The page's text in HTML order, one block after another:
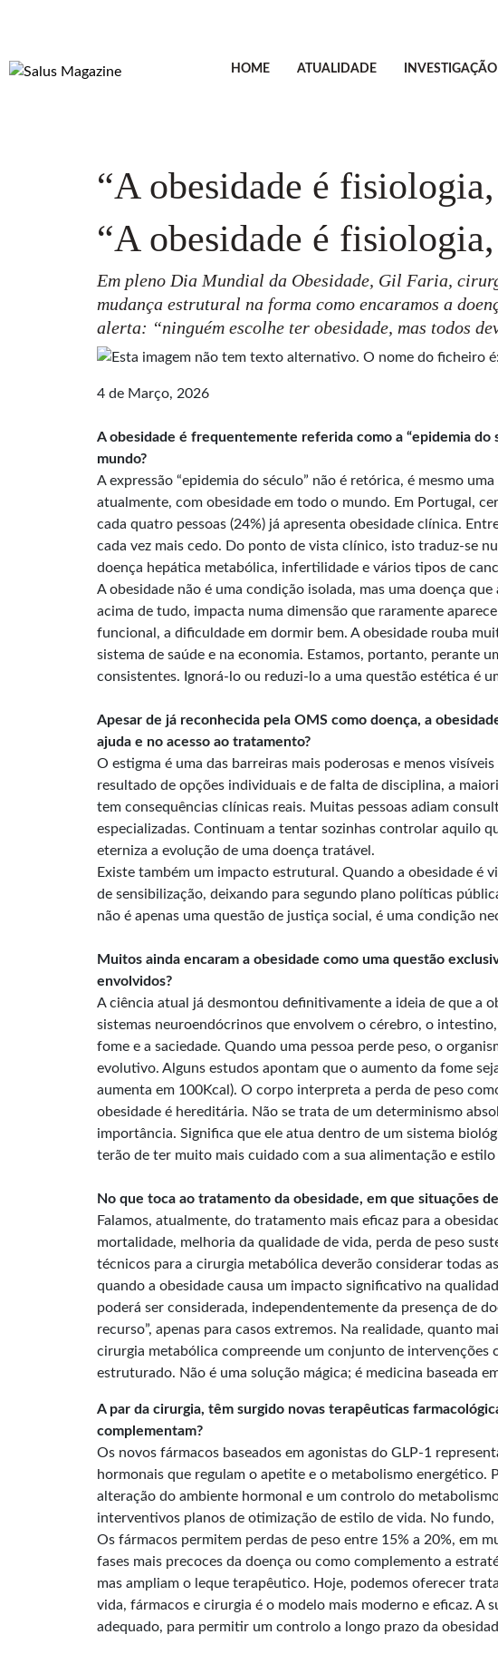
HOME ATUALIDADE INVESTIGAÇÃO
“A obesidade é
“A obesidade é
Em pleno Dia Mundial da Obesidade, Gil Faria,
mudança estrutural na forma como encaramos a
alerta: “ninguém escolhe ter obesidade, mas todos
4 de Março, 2026
A obesidade é frequentemente referida como a “epidemia
mundo?
A expressão “epidemia do século” não é retórica, é mesmo
atualmente, com obesidade em todo o mundo. Em Portugal,
cada quatro pessoas (24%) já apresenta obesidade clínica.
cada vez mais cedo. Do ponto de vista clínico, isto traduz-se
doença hepática metabólica, infertilidade e vários tipos de
A obesidade não é uma condição isolada, mas uma doença
acima de tudo, impacta numa dimensão que raramente
funcional, a dificuldade em dormir bem. A obesidade rouba
sistema de saúde e na economia. Estamos, portanto, perante
consistentes. Ignorá-lo ou reduzi-lo a uma questão estética é
Apesar de já reconhecida pela OMS como doença, a
ajuda e no acesso ao tratamento?
O estigma é uma das barreiras mais poderosas e menos
resultado de opções individuais e de falta de disciplina, a
tem consequências clínicas reais. Muitas pessoas adiam
especializadas. Continuam a tentar sozinhas controlar aquilo
eterniza a evolução de uma doença tratável.
Existe também um impacto estrutural. Quando a obesidade é
de sensibilização, deixando para segundo plano políticas
não é apenas uma questão de justiça social, é uma condição
Muitos ainda encaram a obesidade como uma questão
envolvidos?
A ciência atual já desmontou definitivamente a ideia de que a
sistemas neuroendócrinos que envolvem o cérebro, o
fome e a saciedade. Quando uma pessoa perde peso, o
evolutivo. Alguns estudos apontam que o aumento da fome
aumenta em 100Kcal). O corpo interpreta a perda de peso
obesidade é hereditária. Não se trata de um determinismo
importância. Significa que ele atua dentro de um sistema
terão de ter muito mais cuidado com a sua alimentação e
No que toca ao tratamento da obesidade, em que situações
Falamos, atualmente, do tratamento mais eficaz para a
mortalidade, melhoria da qualidade de vida, perda de peso
técnicos para a cirurgia metabólica deverão considerar todas
quando a obesidade causa um impacto significativo na
poderá ser considerada, independentemente da presença de
recurso”, apenas para casos extremos. Na realidade, quanto
cirurgia metabólica compreende um conjunto de
estruturado. Não é uma solução mágica; é medicina baseada
A par da cirurgia, têm surgido novas terapêuticas
complementam?
Os novos fármacos baseados em agonistas do GLP-1
hormonais que regulam o apetite e o metabolismo energético.
alteração do ambiente hormonal e um controlo do
interventivos planos de otimização de estilo de vida. No
Os fármacos permitem perdas de peso entre 15% a 20%, em
fases mais precoces da doença ou como complemento a
mas ampliam o leque terapêutico. Hoje, podemos oferecer
vida, fármacos e cirurgia é o modelo mais moderno e eficaz. A
adequado, para permitir um controlo a longo prazo da